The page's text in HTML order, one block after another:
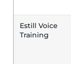
Estill Voice
Training